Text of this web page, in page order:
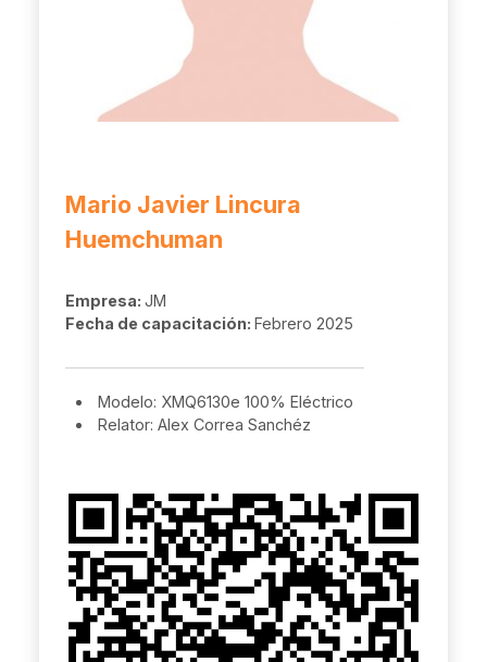
Mario Javier Lincura
Huemchuman
Empresa: JM
Fecha de capacitación: Febrero 2025
Modelo: XMQ6130e 100% Eléctrico
Relator: Alex Correa Sanchéz